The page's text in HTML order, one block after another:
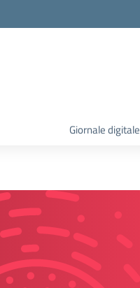
Giornale digitale